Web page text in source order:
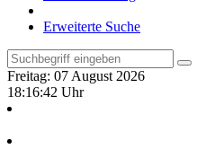
Erweiterte Suche
Freitag: 07 August 2026
18:16:43 Uhr